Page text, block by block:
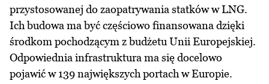
przystosowanej do zaopatrywania statków w LNG.
Ich budowa ma być częściowo finansowana dzięki
środkom pochodzącym z budżetu Unii Europejskiej.
Odpowiednia infrastruktura ma się docelowo
pojawić w 139 największych portach w Europie.